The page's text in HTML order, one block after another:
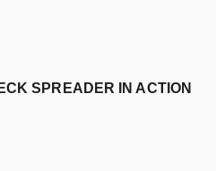
SPREADER IN ACTION